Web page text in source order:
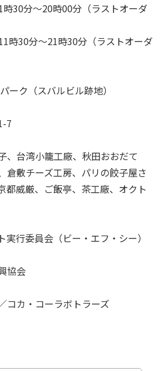
時30分～20時00分（ラストオーダ
時30分～21時30分（ラストオーダ
ーク（スバルビル跡地）
7
、台湾小籠工廠、秋田おおだて
倉敷チーズ工房、パリの餃子屋さ
都威厳、ご飯亭、茶工廠、オクト
実行委員会（ビー・エフ・シー）
協会
コカ・コーラボトラーズ